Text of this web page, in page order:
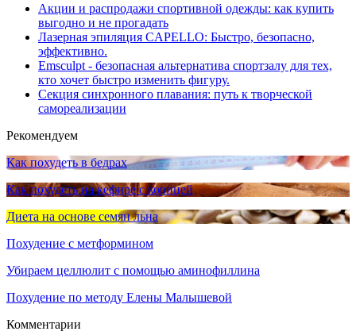
Акции и распродажи спортивной одежды: как купить
выгодно и не прогадать
Лазерная эпиляция CAPELLO: Быстро, безопасно,
эффективно.
Emsculpt - безопасная альтернатива спортзалу для тех,
кто хочет быстро изменить фигуру.
Секция синхронного плавания: путь к творческой
самореализации
Рекомендуем
Как похудеть в бедрах
Как похудеть на кефире с корицей
Диета на основе семян льна
Похудение с метформином
Убираем целлюлит с помощью аминофиллина
Похудение по методу Елены Малышевой
Комментарии